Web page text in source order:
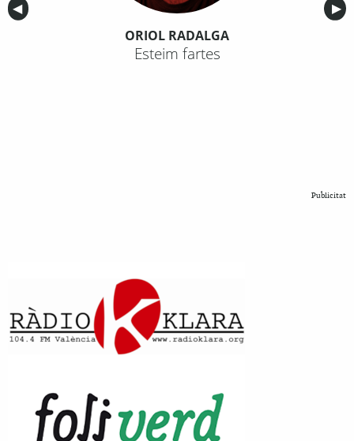
Anterior
◀︎ ▶︎
ORIOL RADALGA
Esteim fartes
Publicitat